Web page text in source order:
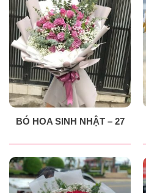
BÓ HOA SINH NHẬT – 27